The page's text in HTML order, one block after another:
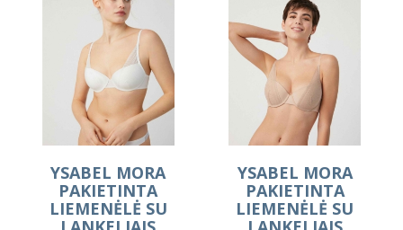
YSABEL MORA
PAKIETINTA
LIEMENĖLĖ SU
YSABEL MORA
PAKIETINTA
LIEMENĖLĖ SU